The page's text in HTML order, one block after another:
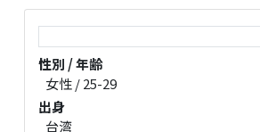
性別 / 年齢
女性 / 25-29
出身
台湾